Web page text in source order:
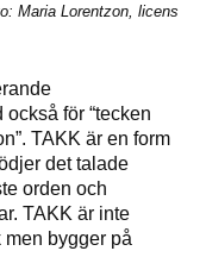
Maria Lorentzon, licens
för “tecken
TAKK är en form
det talade
orden och
TAKK är inte
bygger på